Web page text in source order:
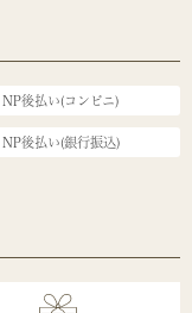
NP後払い(コンビニ)
NP後払い(銀行振込)